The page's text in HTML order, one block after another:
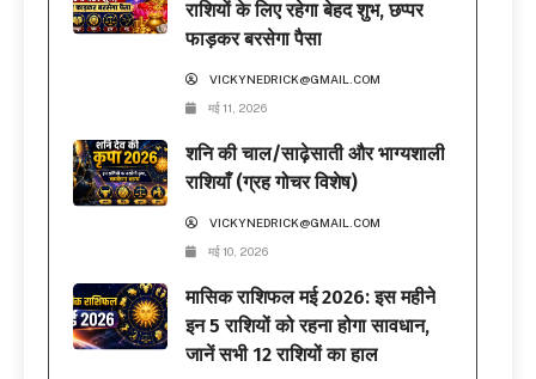
राशियों के लिए रहेगा बेहद शुभ, छप्पर
फाड़कर बरसेगा पैसा
VICKYNEDRICK@GMAIL.COM
मई 11, 2026
शनि की चाल/साढ़ेसाती और भाग्यशाली
राशियाँ (ग्रह गोचर विशेष)
VICKYNEDRICK@GMAIL.COM
मई 10, 2026
मासिक राशिफल मई 2026: इस महीने
इन 5 राशियों को रहना होगा सावधान,
जानें सभी 12 राशियों का हाल